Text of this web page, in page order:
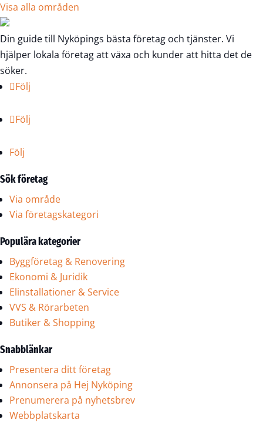
Visa alla områden
Din guide till Nyköpings bästa företag och tjänster. Vi
hjälper lokala företag att växa och kunder att hitta det de
söker.
Följ
Följ
Följ
Sök företag
Via område
Via företagskategori
Populära kategorier
Byggföretag & Renovering
Ekonomi & Juridik
Elinstallationer & Service
VVS & Rörarbeten
Butiker & Shopping
Snabblänkar
Presentera ditt företag
Annonsera på Hej Nyköping
Prenumerera på nyhetsbrev
Webbplatskarta